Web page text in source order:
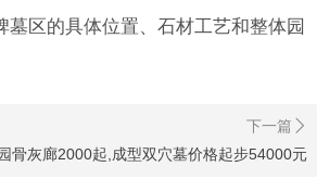
区的具体位置、石材工艺和整体园
骨灰廊2000起,成型双穴墓价格起步54000元